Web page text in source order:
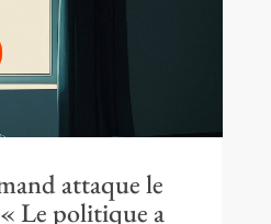
attaque le
Le politique a